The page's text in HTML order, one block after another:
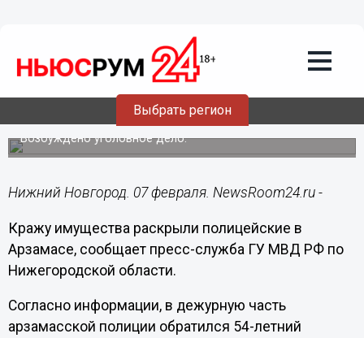
Выбрать регион
07.02.201910:24
Надувной матрас и велосипед похитил
домушник в Арзамасе
Возбуждено уголовное дело.
Нижний Новгород. 07 февраля. NewsRoom24.ru -
Кражу имущества раскрыли полицейские в
Арзамасе, сообщает пресс-служба ГУ МВД РФ по
Нижегородской области.
Согласно информации, в дежурную часть
арзамасской полиции обратился 54-летний